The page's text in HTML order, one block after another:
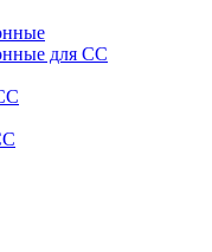
для СС